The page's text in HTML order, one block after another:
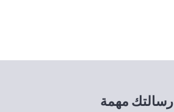
رسالتك مهمة